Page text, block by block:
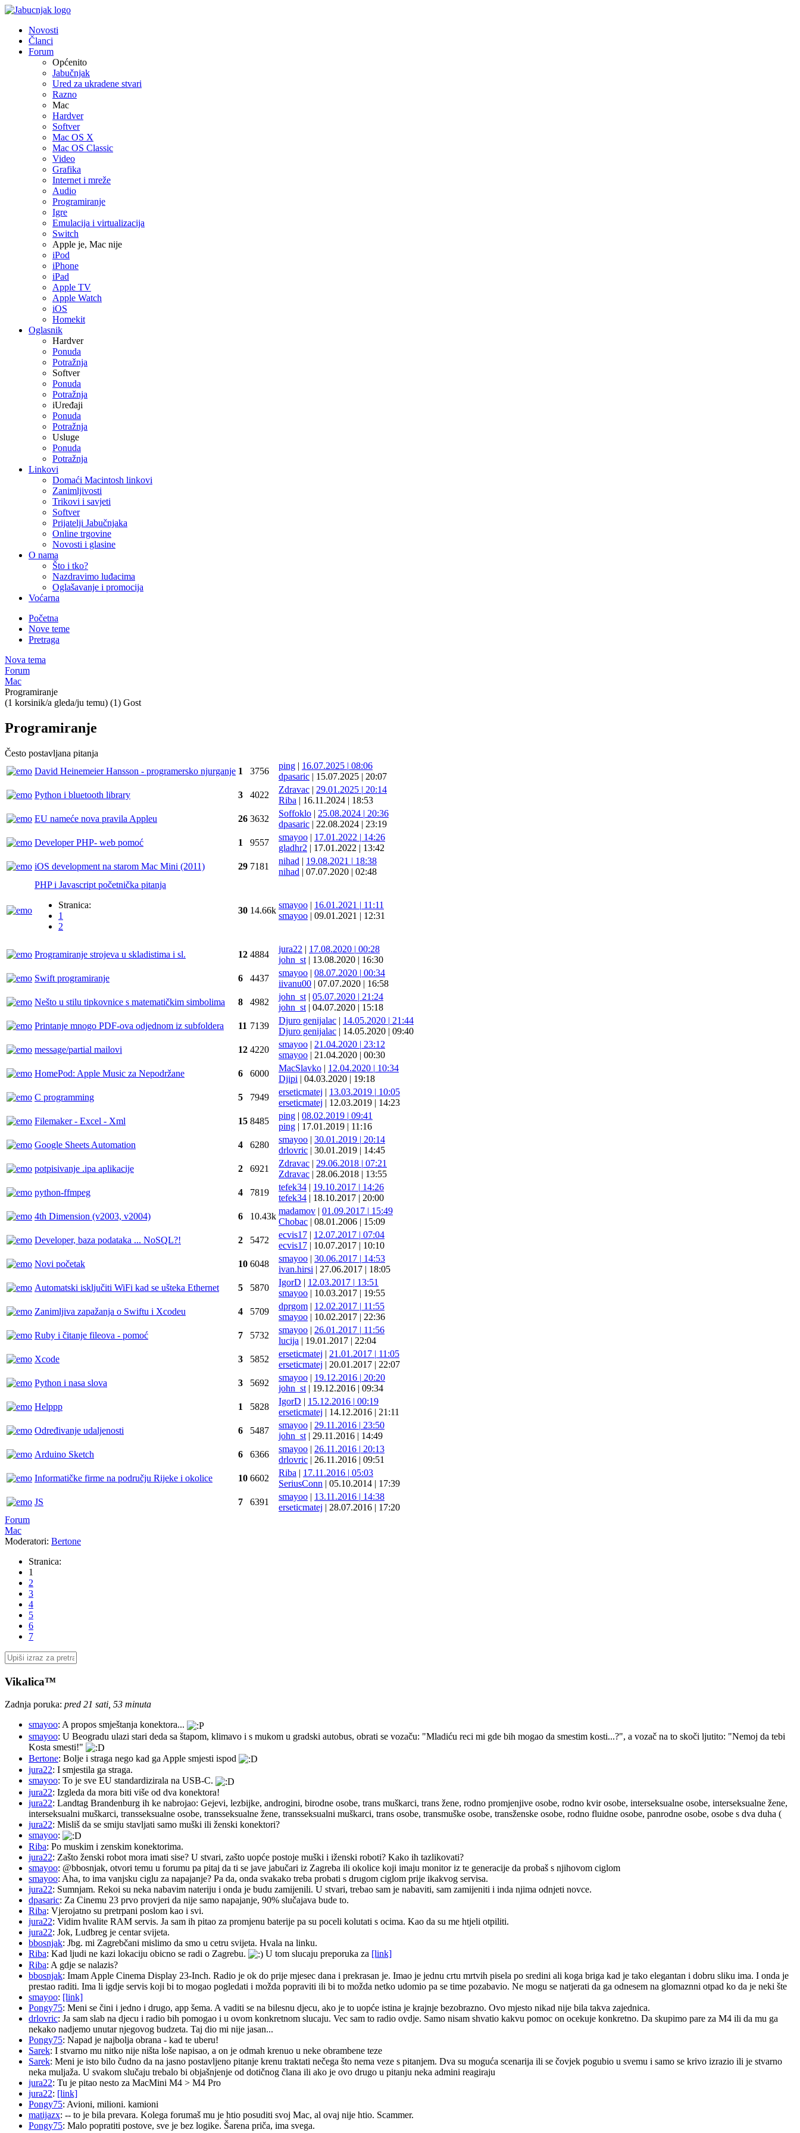
Novosti
Članci
Forum
Općenito
Jabučnjak
Ured za ukradene stvari
Razno
Mac
Hardver
Softver
Mac OS X
Mac OS Classic
Video
Grafika
Internet i mreže
Audio
Programiranje
Igre
Emulacija i virtualizacija
Switch
Apple je, Mac nije
iPod
iPhone
iPad
Apple TV
Apple Watch
iOS
Homekit
Oglasnik
Hardver
Ponuda
Potražnja
Softver
Ponuda
Potražnja
iUređaji
Ponuda
Potražnja
Usluge
Ponuda
Potražnja
Linkovi
Domaći Macintosh linkovi
Zanimljivosti
Trikovi i savjeti
Softver
Prijatelji Jabučnjaka
Online trgovine
Novosti i glasine
O nama
Što i tko?
Nazdravimo luđacima
Oglašavanje i promocija
Voćarna
Početna
Nove teme
Pretraga
Nova tema
Forum
Mac
Programiranje
(1 korsinik/a gleda/ju temu) (1) Gost
Programiranje
Često postavljana pitanja
David Heinemeier Hansson - programersko njurganje 1 3756
ping | 16.07.2025 | 08:06
dpasaric | 15.07.2025 | 20:07
Python i bluetooth library
3 4022
Zdravac | 29.01.2025 | 20:14
Riba | 16.11.2024 | 18:53
EU nameće nova pravila Appleu
26 3632
Soffoklo | 25.08.2024 | 20:36
dpasaric | 22.08.2024 | 23:19
Developer PHP- web pomoć
1 9557
smayoo | 17.01.2022 | 14:26
gladhr2 | 17.01.2022 | 13:42
iOS development na starom Mac Mini (2011)
29 7181
nihad | 19.08.2021 | 18:38
nihad | 07.07.2020 | 02:48
PHP i Javascript početnička pitanja
Stranica:
1
2
30 14.66k
smayoo | 16.01.2021 | 11:11
smayoo | 09.01.2021 | 12:31
Programiranje strojeva u skladistima i sl. 12 4884
jura22 | 17.08.2020 | 00:28
john_st | 13.08.2020 | 16:30
Swift programiranje
6 4437
smayoo | 08.07.2020 | 00:34
iivanu00 | 07.07.2020 | 16:58
Nešto u stilu tipkovnice s matematičkim simbolima
8 4982
john_st | 05.07.2020 | 21:24
john_st | 04.07.2020 | 15:18
Printanje mnogo PDF-ova odjednom iz subfoldera
11 7139
Djuro genijalac | 14.05.2020 | 21:44
Djuro genijalac | 14.05.2020 | 09:40
message/partial mailovi
12 4220
smayoo | 21.04.2020 | 23:12
smayoo | 21.04.2020 | 00:30
HomePod: Apple Music za Nepodržane
6 6000
MacSlavko | 12.04.2020 | 10:34
Djipi | 04.03.2020 | 19:18
C programming
5 7949
erseticmatej | 13.03.2019 | 10:05
erseticmatej | 12.03.2019 | 14:23
Filemaker - Excel - Xml
15 8485
ping | 08.02.2019 | 09:41
ping | 17.01.2019 | 11:16
Google Sheets Automation
4 6280
smayoo | 30.01.2019 | 20:14
drlovric | 30.01.2019 | 14:45
potpisivanje .ipa aplikacije
2 6921
Zdravac | 29.06.2018 | 07:21
Zdravac | 28.06.2018 | 13:55
python-ffmpeg
4 7819
tefek34 | 19.10.2017 | 14:26
tefek34 | 18.10.2017 | 20:00
4th Dimension (v2003, v2004)
6 10.43k
madamov | 01.09.2017 | 15:49
Chobac | 08.01.2006 | 15:09
Developer, baza podataka ... NoSQL?!
2 5472
ecvis17 | 12.07.2017 | 07:04
ecvis17 | 10.07.2017 | 10:10
Novi početak
10 6048
smayoo | 30.06.2017 | 14:53
ivan.hirsi | 27.06.2017 | 18:05
Automatski isključiti WiFi kad se ušteka Ethernet
5 5870
IgorD | 12.03.2017 | 13:51
smayoo | 10.03.2017 | 19:55
Zanimljiva zapažanja o Swiftu i Xcodeu
4 5709
dprgom | 12.02.2017 | 11:55
smayoo | 10.02.2017 | 22:36
Ruby i čitanje fileova - pomoć
7 5732
smayoo | 26.01.2017 | 11:56
lucija | 19.01.2017 | 22:04
Xcode
3 5852
erseticmatej | 21.01.2017 | 11:05
erseticmatej | 20.01.2017 | 22:07
Python i nasa slova
3 5692
smayoo | 19.12.2016 | 20:20
john_st | 19.12.2016 | 09:34
Helppp
1 5828
IgorD | 15.12.2016 | 00:19
erseticmatej | 14.12.2016 | 21:11
Određivanje udaljenosti
6 5487
smayoo | 29.11.2016 | 23:50
john_st | 29.11.2016 | 14:49
Arduino Sketch
6 6366
smayoo | 26.11.2016 | 20:13
drlovric | 26.11.2016 | 09:51
Informatičke firme na području Rijeke i okolice
10 6602
Riba | 17.11.2016 | 05:03
SeriusConn | 05.10.2014 | 17:39
JS
7 6391
smayoo | 13.11.2016 | 14:38
erseticmatej | 28.07.2016 | 17:20
Forum
Mac
Moderatori: Bertone
Stranica:
1
2
3
4
5
6
7
Vikalica™
Zadnja poruka: pred 21 sati, 53 minuta
smayoo: A propos smještanja konektora...
smayoo: U Beogradu ulazi stari deda sa štapom, klimavo i s mukom u gradski autobus, obrati se vozaču: "Mladiću reci mi gde bih mogao da smestim kosti...?", a vozač na to skoči ljutito: "Nemoj da tebi
Kosta smesti!"
Bertone: Bolje i straga nego kad ga Apple smjesti ispod
jura22: I smjestila ga straga.
smayoo: To je sve EU standardizirala na USB-C.
jura22: Izgleda da mora biti više od dva konektora!
jura22: Landtag Brandenburg ih ke nabrojao: Gejevi, lezbijke, androgini, birodne osobe, trans muškarci, trans žene, rodno promjenjive osobe, rodno kvir osobe, interseksualne osobe, interseksualne žene,
interseksualni muškarci, transseksualne osobe, transseksualne žene, transseksualni muškarci, trans osobe, transmuške osobe, transženske osobe, rodno fluidne osobe, panrodne osobe, osobe s dva duha (
jura22: Misliš da se smiju stavljati samo muški ili ženski konektori?
smayoo:
Riba: Po muskim i zenskim konektorima.
jura22: Zašto ženski robot mora imati sise? U stvari, zašto uopće postoje muški i iženski roboti? Kako ih tazlikovati?
smayoo: @bbosnjak, otvori temu u forumu pa pitaj da ti se jave jabučari iz Zagreba ili okolice koji imaju monitor iz te generacije da probaš s njihovom ciglom
smayoo: Aha, to ima vanjsku ciglu za napajanje? Pa da, onda svakako treba probati s drugom ciglom prije ikakvog servisa.
jura22: Sumnjam. Rekoi su neka nabavim nateriju i onda je budu zamijenili. U stvari, trebao sam je nabaviti, sam zamijeniti i inda njima odnjeti novce.
dpasaric: Za Cinemu 23 prvo provjeri da nije samo napajanje, 90% slučajava bude to.
Riba: Vjerojatno su pretrpani poslom kao i svi.
jura22: Vidim hvalite RAM servis. Ja sam ih pitao za promjenu baterije pa su poceli kolutati s ocima. Kao da su me htjeli otpiliti.
jura22: Jok, Ludbreg je centar svijeta.
bbosnjak: Jbg. mi Zagrebčani mislimo da smo u cetru svijeta. Hvala na linku.
Riba: Kad ljudi ne kazi lokaciju obicno se radi o Zagrebu. U tom slucaju preporuka za [link]
Riba: A gdje se nalazis?
bbosnjak: Imam Apple Cinema Display 23-Inch. Radio je ok do prije mjesec dana i prekrasan je. Imao je jednu crtu mrtvih pisela po sredini ali koga briga kad je tako elegantan i dobru sliku ima. I onda je
prestao raditi. Ima li igdje servis koji bi to mogao pogledati i možda popraviti ili bi to možda netko udomio pa se time pozabavio. Ne mogu se natjerati da ga odnesem na glomaznni otpad ko da je neki šte
smayoo: [link]
Pongy75: Meni se čini i jedno i drugo, app šema. A vaditi se na bilesnu djecu, ako je to uopće istina je krajnje bezobrazno. Ovo mjesto nikad nije bila takva zajednica.
drlovric: Ja sam slab na djecu i radio bih pomogao i u ovom konkretnom slucaju. Vec sam to radio ovdje. Samo nisam shvatio kakvu pomoc on ocekuje konkretno. Da skupimo pare za M4 ili da mu ga
nekako nadjemo unutar njegovog budzeta. Taj dio mi nije jasan...
Pongy75: Napad je najbolja obrana - kad te uberu!
Sarek: I stvarno mu nitko nije ništa loše napisao, a on je odmah krenuo u neke obrambene teze
Sarek: Meni je isto bilo čudno da na jasno postavljeno pitanje krenu traktati nečega što nema veze s pitanjem. Dva su moguća scenarija ili se čovjek pogubio u svemu i samo se krivo izrazio ili je stvarno
neka muljaža. U svakom slučaju trebalo bi objašnjenje od dotičnog člana ili ako je ovo drugo u pitanju neka admini reagiraju
jura22: Tu je pitao nesto za MacMini M4 > M4 Pro
jura22: [link]
Pongy75: Avioni, milioni. kamioni
matijazx: -- to je bila prevara. Kolega forumaš mu je htio posuditi svoj Mac, al ovaj nije htio. Scammer.
Pongy75: Malo popratiti postove, sve je bez logike. Šarena priča, ima svega.